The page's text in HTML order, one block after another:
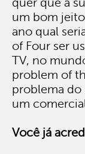
um bom
ano qual
of Four ser
TV, no
problem of
problema do
um
Você já